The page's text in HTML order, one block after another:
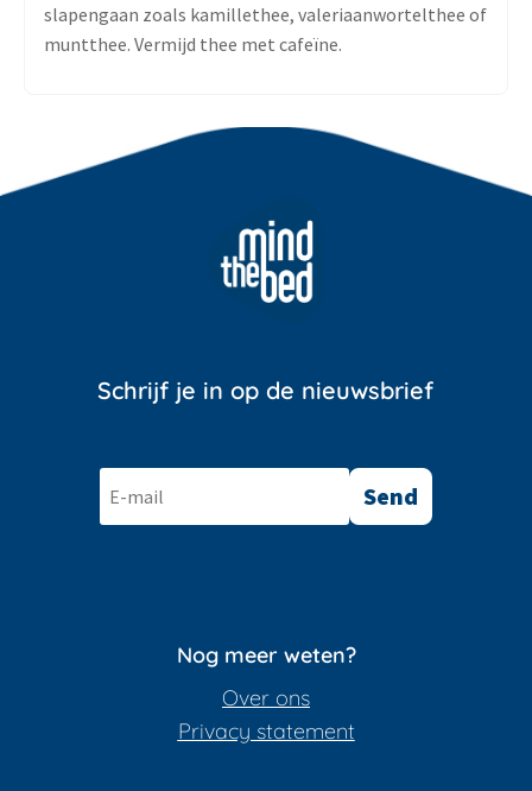
slapengaan zoals kamillethee, valeriaanwortelthee of
muntthee. Vermijd thee met cafeïne.
Schrijf je in op de nieuwsbrief
Send
Nog meer weten?
Over ons
Privacy statement